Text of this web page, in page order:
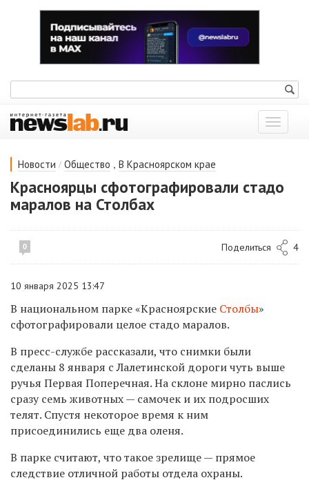
Показать
меню
Новости / Общество , В Красноярском крае
Красноярцы сфотографировали стадо
маралов на Столбах
0 Поделиться 4
10 января 2025 13:47
В национальном парке«Красноярские Столбы»
сфотографировали целое стадо маралов.
В пресс-службе рассказали, что снимки были
сделаны 8 января с Лалетинской дороги чуть выше
ручья Первая Поперечная. На склоне мирно паслись
сразу семь животных— самочек и их подросших
телят. Спустя некоторое время к ним
присоединились еще два оленя.
В парке считают, что такое зрелище— прямое
следствие отличной работы отдела охраны.